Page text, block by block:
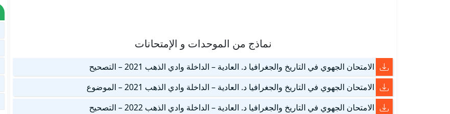
نماذج من الموحدات و الإمتحانات
الامتحان الجهوي في التاريخ والجغرافيا د. العادية – الداخلة وادي الذهب 2021 – التصحيح
الامتحان الجهوي في التاريخ والجغرافيا د. العادية – الداخلة وادي الذهب 2021 – الموضوع
الامتحان الجهوي في التاريخ والجغرافيا د. العادية – الداخلة وادي الذهب 2022 – التصحيح